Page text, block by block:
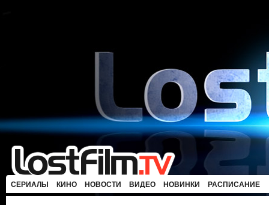
СЕРИАЛЫ КИНО НОВОСТИ ВИДЕО НОВИНКИ РАСПИСАНИЕ